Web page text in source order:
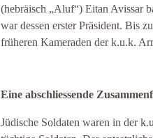
(hebräisch „Aluf“) Eitan Avissar
war dessen erster Präsident. Bis
früheren Kameraden der k.u.k.
Eine abschliessende
Jüdische Soldaten waren in der